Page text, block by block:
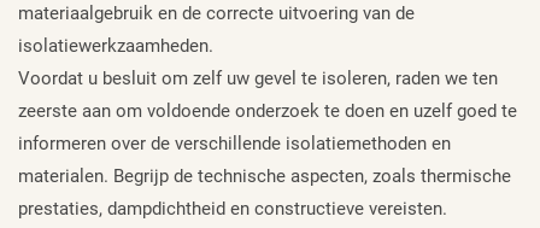
materiaalgebruik en de correcte uitvoering van de
isolatiewerkzaamheden.
Voordat u besluit om zelf uw gevel te isoleren, raden we ten
zeerste aan om voldoende onderzoek te doen en uzelf goed te
informeren over de verschillende isolatiemethoden en
materialen. Begrijp de technische aspecten, zoals thermische
prestaties, dampdichtheid en constructieve vereisten.